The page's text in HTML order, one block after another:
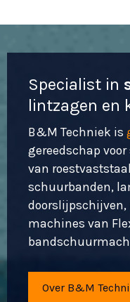
Specialist in
lintzagen en
B&M Techniek is
gereedschap
van
schuurbanden,
doorslijpschijven,
machines van
Over B&M